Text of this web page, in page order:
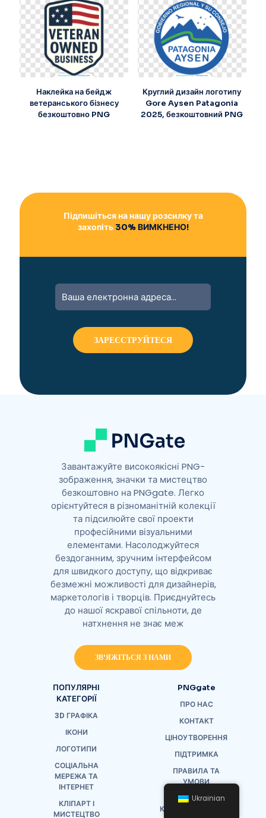
Наклейка на бейдж
ветеранського бізнесу
безкоштовно PNG
Круглий дизайн логотипу
Gore Aysen Patagonia
2025, безкоштовний PNG
Підпишіться на нашу розсилку та
захопіть30% ВИМКНЕНО!
Завантажуйте високоякісні PNG-
зображення, значки та мистецтво
безкоштовно на PNGgate. Легко
орієнтуйтеся в різноманітній колекції
та підсилюйте свої проекти
професійними візуальними
елементами. Насолоджуйтеся
бездоганним, зручним інтерфейсом
для швидкого доступу, що відкриває
безмежні можливості для дизайнерів,
маркетологів і творців. Приєднуйтесь
до нашої яскравої спільноти, де
натхнення не знає меж
ЗВ'ЯЖІТЬСЯ З НАМИ
ПОПУЛЯРНІ
КАТЕГОРІЇ
3D ГРАФІКА
ІКОНИ
ЛОГОТИПИ
СОЦІАЛЬНА
МЕРЕЖА ТА
ІНТЕРНЕТ
КЛІПАРТ І
МИСТЕЦТВО
PNGgate
ПРО НАС
КОНТАКТ
ЦІНОУТВОРЕННЯ
ПІДТРИМКА
ПРАВИЛА ТА
УМОВИ
ПОЛІТИКА
КОНФІДЕНЦІЙНОСТІ
Ukrainian